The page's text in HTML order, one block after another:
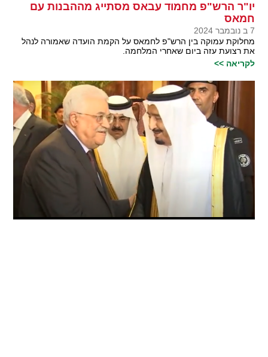
יו"ר הרש"פ מחמוד עבאס מסתייג מההבנות עם
חמאס
7 ב נובמבר 2024
מחלוקת עמוקה בין הרש"פ לחמאס על הקמת הועדה שאמורה לנהל
את רצועת עזה ביום שאחרי המלחמה.
לקריאה >>